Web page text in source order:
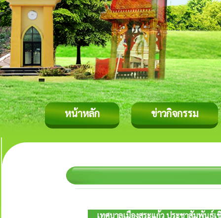
หน้าหลัก ข่าวกิจกรรม
เทศบาลเมืองสระแก้ว ประชาสัมพันธ์